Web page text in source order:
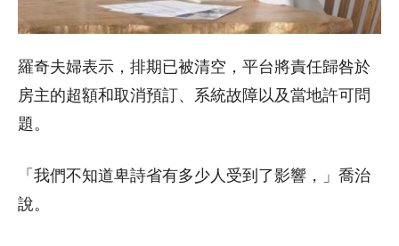
羅奇夫婦表示，排期已被清空，平台將責任歸咎於
房主的超額和取消預訂、系統故障以及當地許可問
題。
「我們不知道卑詩省有多少人受到了影響，」喬治
說。